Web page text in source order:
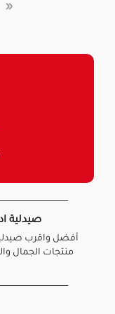
«
صيدلية
أفضل واقرب
منتجات الجمال